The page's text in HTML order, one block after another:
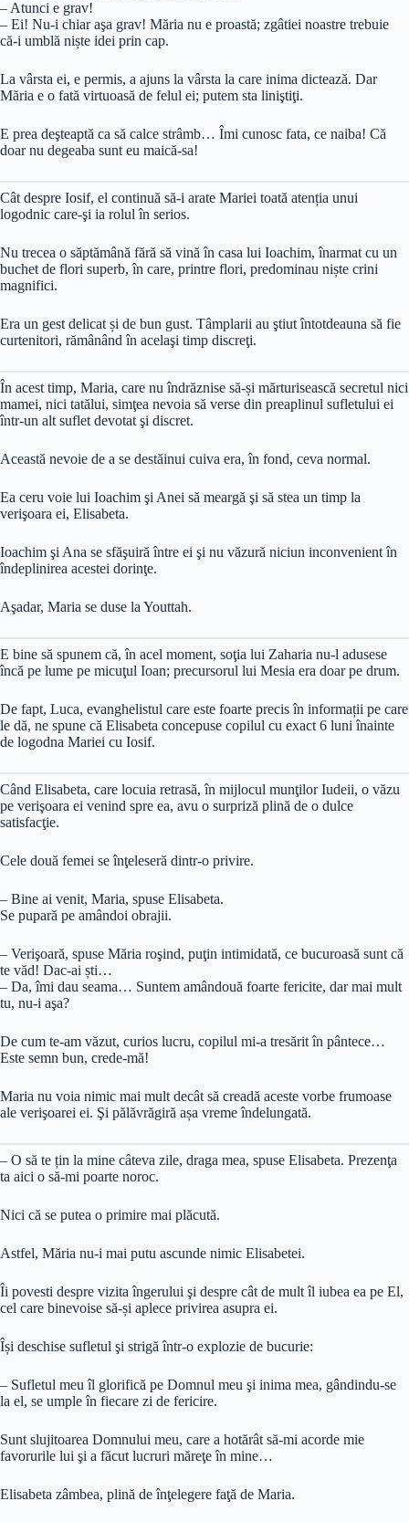
– Atunci e grav!
– Ei! Nu-i chiar aşa grav! Măria nu e proastă; zgâtiei noastre trebuie
că-i umblă niște idei prin cap.
La vârsta ei, e permis, a ajuns la vârsta la care inima dictează. Dar
Măria e o fată virtuoasă de felul ei; putem sta liniştiţi.
E prea deşteaptă ca să calce strâmb… Îmi cunosc fata, ce naiba! Că
doar nu degeaba sunt eu maică-sa!
Cât despre Iosif, el continuă să-i arate Mariei toată atenția unui
logodnic care-şi ia rolul în serios.
Nu trecea o săptămână fără să vină în casa lui Ioachim, înarmat cu un
buchet de flori superb, în care, printre flori, predominau niște crini
magnifici.
Era un gest delicat și de bun gust. Tâmplarii au ştiut întotdeauna să fie
curtenitori, rămânând în acelaşi timp discreţi.
În acest timp, Maria, care nu îndrăznise să-și mărturisească secretul nici
mamei, nici tatălui, simţea nevoia să verse din preaplinul sufletului ei
într-un alt suflet devotat şi discret.
Această nevoie de a se destăinui cuiva era, în fond, ceva normal.
Ea ceru voie lui Ioachim şi Anei să meargă şi să stea un timp la
verişoara ei, Elisabeta.
Ioachim şi Ana se sfăşuiră între ei şi nu văzură niciun inconvenient în
îndeplinirea acestei dorinţe.
Aşadar, Maria se duse la Youttah.
E bine să spunem că, în acel moment, soţia lui Zaharia nu-l adusese
încă pe lume pe micuţul Ioan; precursorul lui Mesia era doar pe drum.
De fapt, Luca, evanghelistul care este foarte precis în informații pe care
le dă, ne spune că Elisabeta concepuse copilul cu exact 6 luni înainte
de logodna Mariei cu Iosif.
Când Elisabeta, care locuia retrasă, în mijlocul munţilor Iudeii, o văzu
pe verişoara ei venind spre ea, avu o surpriză plină de o dulce
satisfacţie.
Cele două femei se înţeleseră dintr-o privire.
– Bine ai venit, Maria, spuse Elisabeta.
Se pupară pe amândoi obrajii.
– Verişoară, spuse Măria roşind, puţin intimidată, ce bucuroasă sunt că
te văd! Dac-ai ști…
– Da, îmi dau seama… Suntem amândouă foarte fericite, dar mai mult
tu, nu-i aşa?
De cum te-am văzut, curios lucru, copilul mi-a tresărit în pântece…
Este semn bun, crede-mă!
Maria nu voia nimic mai mult decât să creadă aceste vorbe frumoase
ale verişoarei ei. Şi pălăvrăgiră așa vreme îndelungată.
– O să te țin la mine câteva zile, draga mea, spuse Elisabeta. Prezenţa
ta aici o să-mi poarte noroc.
Nici că se putea o primire mai plăcută.
Astfel, Măria nu-i mai putu ascunde nimic Elisabetei.
Îi povesti despre vizita îngerului şi despre cât de mult îl iubea ea pe El,
cel care binevoise să-și aplece privirea asupra ei.
Își deschise sufletul şi strigă într-o explozie de bucurie:
– Sufletul meu îl glorifică pe Domnul meu şi inima mea, gândindu-se
la el, se umple în fiecare zi de fericire.
Sunt slujitoarea Domnului meu, care a hotărât să-mi acorde mie
favorurile lui şi a făcut lucruri măreţe în mine…
Elisabeta zâmbea, plină de înţelegere faţă de Maria.